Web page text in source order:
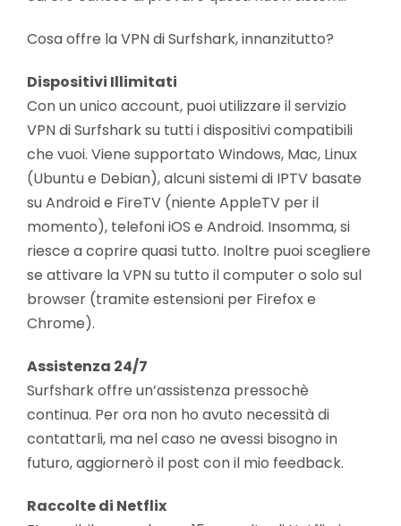
Cosa offre la VPN di Surfshark, innanzitutto?
Dispositivi Illimitati
Con un unico account, puoi utilizzare il servizio
VPN di Surfshark su tutti i dispositivi compatibili
che vuoi. Viene supportato Windows, Mac, Linux
(Ubuntu e Debian), alcuni sistemi di IPTV basate
su Android e FireTV (niente AppleTV per il
momento), telefoni iOS e Android. Insomma, si
riesce a coprire quasi tutto. Inoltre puoi scegliere
se attivare la VPN su tutto il computer o solo sul
browser (tramite estensioni per Firefox e
Chrome).
Assistenza 24/7
Surfshark offre un’assistenza pressochè
continua. Per ora non ho avuto necessità di
contattarli, ma nel caso ne avessi bisogno in
futuro, aggiornerò il post con il mio feedback.
Raccolte di Netflix